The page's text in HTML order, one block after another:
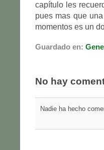
capítulo les
pues mas que
momentos es un
Guardado en:
No hay
Nadie ha hecho